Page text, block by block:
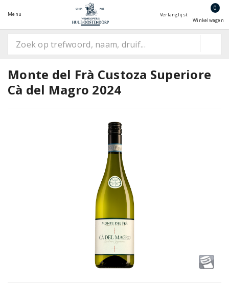
Menu Verlanglijst
0
Winkelwagen
Monte del Frà Custoza Superiore
Cà del Magro 2024